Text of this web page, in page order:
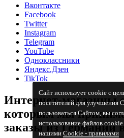
Сайт использует cookie с
посетителей для улучшения
пользоваться Сайтом, вы
использование файлов cookie
нашимиCookiе - правилами
Вконтакте
Facebook
Twitter
Instagram
Telegram
YouTube
Одноклассники
Яндекс.Дзен
TikTok
Интернет-магазины
которым мы
заказы из Германии